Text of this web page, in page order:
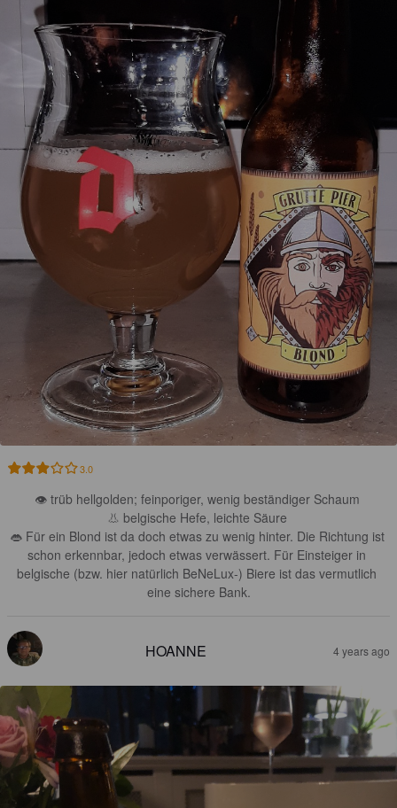
3.0
👁 trüb hellgolden; feinporiger, wenig beständiger Schaum
👃 belgische Hefe, leichte Säure
👄 Für ein Blond ist da doch etwas zu wenig hinter. Die Richtung ist
schon erkennbar, jedoch etwas verwässert. Für Einsteiger in
belgische (bzw. hier natürlich BeNeLux-) Biere ist das vermutlich
eine sichere Bank.
HOANNE 4 years ago